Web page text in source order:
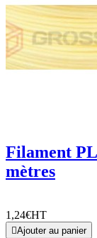
Filament
mètres
1,24€HT
Ajouter au panier